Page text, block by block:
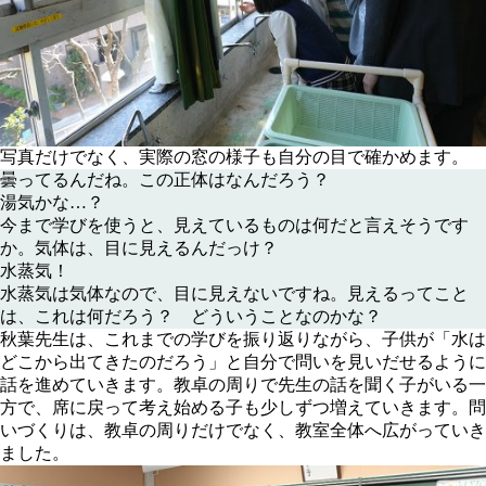
写真だけでなく、実際の窓の様子も自分の目で確かめます。
曇ってるんだね。この正体はなんだろう？
湯気かな…？
今まで学びを使うと、見えているものは何だと言えそうです
か。気体は、目に見えるんだっけ？
水蒸気！
水蒸気は気体なので、目に見えないですね。見えるってこと
は、これは何だろう？ どういうことなのかな？
秋葉先生は、これまでの学びを振り返りながら、子供が「水は
どこから出てきたのだろう」と自分で問いを見いだせるように
話を進めていきます。教卓の周りで先生の話を聞く子がいる一
方で、席に戻って考え始める子も少しずつ増えていきます。問
いづくりは、教卓の周りだけでなく、教室全体へ広がっていき
ました。